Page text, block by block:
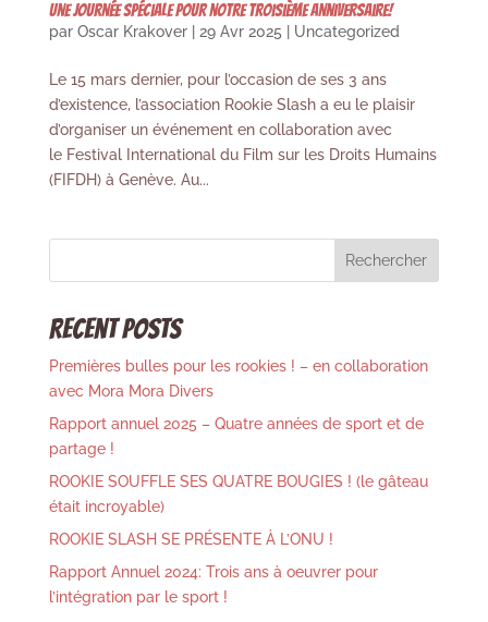
Une journée spéciale pour notre troisième anniversaire!
par Oscar Krakover| 29 Avr 2025 Uncategorized
Le 15 mars dernier, pour l’occasion de ses 3 ans
d’existence, l’association Rookie Slash a eu le plaisir
d’organiser un événement en collaboration avec
le Festival International du Film sur les Droits Humains
(FIFDH) à Genève. Au...
Rechercher
Recent Posts
Premières bulles pour les rookies ! – en collaboration
avec Mora Mora Divers
Rapport annuel 2025 – Quatre années de sport et de
partage !
ROOKIE SOUFFLE SES QUATRE BOUGIES ! (le gâteau
était incroyable)
ROOKIE SLASH SE PRÉSENTE À L’ONU !
Rapport Annuel 2024: Trois ans à oeuvrer pour
l’intégration par le sport !